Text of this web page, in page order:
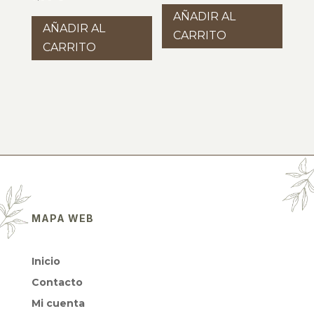
AÑADIR AL
CARRITO
AÑADIR AL
CARRITO
MAPA WEB
Inicio
Contacto
Mi cuenta